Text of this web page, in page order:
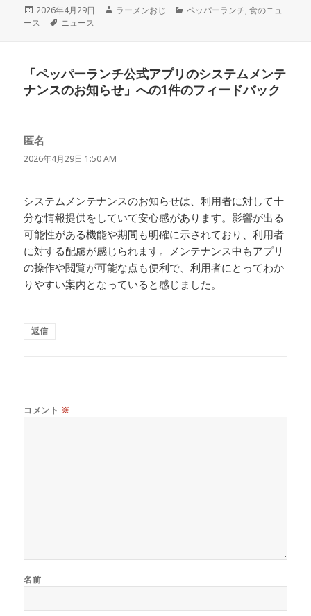
投
稿
2026年4月29日
作
ラーメンおじ
カ
ペッパーランチ,食のニュ
ース
タ
ニュース
「ペッパーランチ公式アプリのシステムメンテ
ナンスのお知らせ」への1件のフィードバック
匿名
り:
2026年4月29日 1:50 AM
システムメンテナンスのお知らせは、利用者に対して十
分な情報提供をしていて安心感があります。影響が出る
可能性がある機能や期間も明確に示されており、利用者
に対する配慮が感じられます。メンテナンス中もアプリ
の操作や閲覧が可能な点も便利で、利用者にとってわか
りやすい案内となっていると感じました。
返信
コメント ※
名前